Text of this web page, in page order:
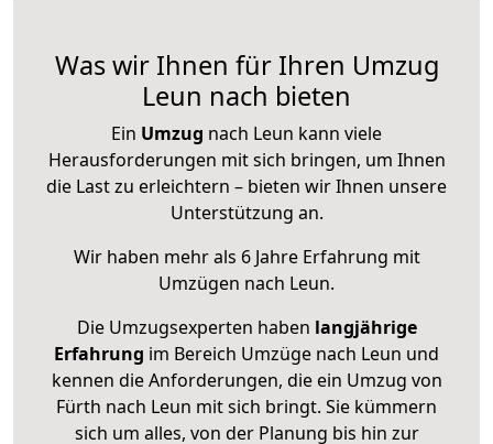
Was wir Ihnen für Ihren Umzug
Leun nach bieten
Ein Umzug nach Leun kann viele
Herausforderungen mit sich bringen, um Ihnen
die Last zu erleichtern – bieten wir Ihnen unsere
Unterstützung an.
Wir haben mehr als 6 Jahre Erfahrung mit
Umzügen nach Leun.
Die Umzugsexperten haben langjährige
Erfahrung im Bereich Umzüge nach Leun und
kennen die Anforderungen, die ein Umzug von
Fürth nach Leun mit sich bringt. Sie kümmern
sich um alles, von der Planung bis hin zur